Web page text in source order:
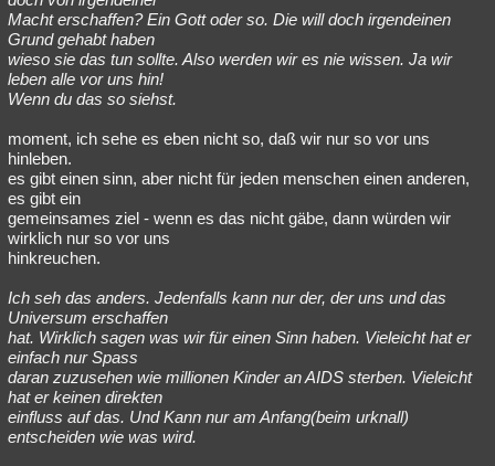
Macht erschaffen? Ein Gott oder so. Die will doch irgendeinen
Grund gehabt haben
wieso sie das tun sollte. Also werden wir es nie wissen. Ja wir
leben alle vor uns hin!
Wenn du das so siehst.
moment, ich sehe es eben nicht so, daß wir nur so vor uns
hinleben.
es gibt einen sinn, aber nicht für jeden menschen einen anderen,
es gibt ein
gemeinsames ziel - wenn es das nicht gäbe, dann würden wir
wirklich nur so vor uns
hinkreuchen.
Ich seh das anders. Jedenfalls kann nur der, der uns und das
Universum erschaffen
hat. Wirklich sagen was wir für einen Sinn haben. Vieleicht hat er
einfach nur Spass
daran zuzusehen wie millionen Kinder an AIDS sterben. Vieleicht
hat er keinen direkten
einfluss auf das. Und Kann nur am Anfang(beim urknall)
entscheiden wie was wird.